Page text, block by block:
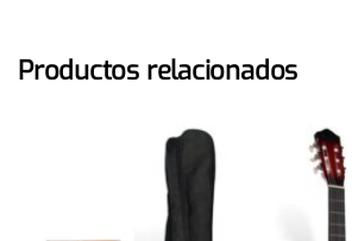
Productos relacionados